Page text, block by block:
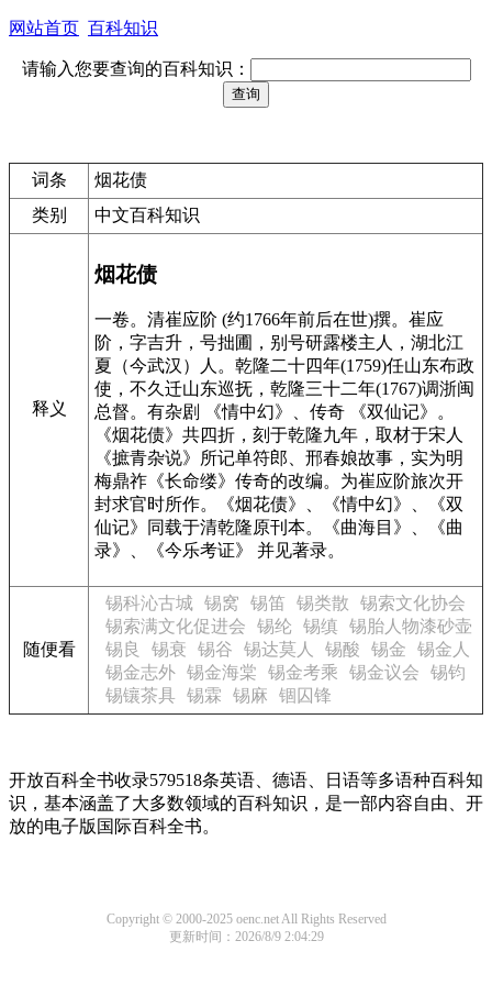
网站首页 百科知识
请输入您要查询的百科知识：
词条
烟花债
类别
中文百科知识
释义
烟花债
一卷。清崔应阶 (约1766年前后在世)撰。崔应
阶，字吉升，号拙圃，别号研露楼主人，湖北江
夏（今武汉）人。乾隆二十四年(1759)任山东布政
使，不久迁山东巡抚，乾隆三十二年(1767)调浙闽
总督。有杂剧 《情中幻》、传奇 《双仙记》。
《烟花债》共四折，刻于乾隆九年，取材于宋人
《摭青杂说》所记单符郎、邢春娘故事，实为明
梅鼎祚《长命缕》传奇的改编。为崔应阶旅次开
封求官时所作。《烟花债》、《情中幻》、《双
仙记》同载于清乾隆原刊本。《曲海目》、《曲
录》、《今乐考证》 并见著录。
随便看
锡科沁古城 锡窝 锡笛 锡类散
锡索文化协会
锡索满文化促进会
锡纶 锡缜 锡胎人物漆砂壶
锡良
锡衰 锡谷 锡达莫人 锡酸 锡金
锡金人
锡金志外 锡金海棠 锡金考乘 锡金议会
锡钧
锡镶茶具 锡霖 锡麻 锢囚锋
开放百科全书收录579518条英语、德语、日语等多语种百科知
识，基本涵盖了大多数领域的百科知识，是一部内容自由、开
放的电子版国际百科全书。
Copyright © 2000-2025 oenc.net All Rights Reserved
更新时间：2026/8/9 2:04:29